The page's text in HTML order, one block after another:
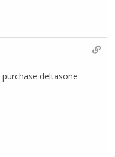
purchase deltasone